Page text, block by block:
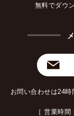
無料でダウン
お問い合わせは24
［ 営業時